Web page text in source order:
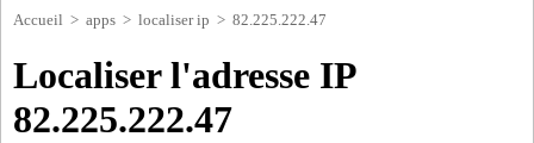
Accueil > apps > localiser ip > 82.225.222.47
Localiser l'adresse IP
82.225.222.47